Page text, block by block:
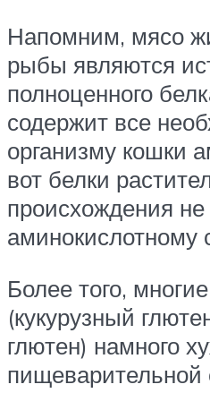
Напомним, мясо
рыбы являются
полноценного
содержит все
организму кошки
вот белки
происхождения
аминокислотному
Более того,
(кукурузный
глютен) намного
пищеварительной